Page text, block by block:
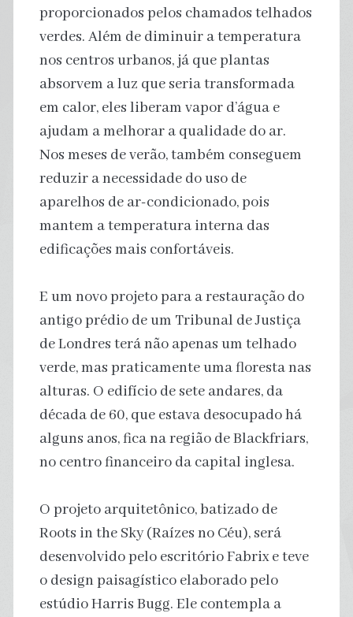
proporcionados pelos chamados telhados
verdes. Além de diminuir a temperatura
nos centros urbanos, já que plantas
absorvem a luz que seria transformada
em calor, eles liberam vapor d’água e
ajudam a melhorar a qualidade do ar.
Nos meses de verão, também conseguem
reduzir a necessidade do uso de
aparelhos de ar-condicionado, pois
mantem a temperatura interna das
edificações mais confortáveis.
E um novo projeto para a restauração do
antigo prédio de um Tribunal de Justiça
de Londres terá não apenas um telhado
verde, mas praticamente uma floresta nas
alturas. O edifício de sete andares, da
década de 60, que estava desocupado há
alguns anos, fica na região de Blackfriars,
no centro financeiro da capital inglesa.
O projeto arquitetônico, batizado de
Roots in the Sky (Raízes no Céu), será
desenvolvido pelo escritório Fabrix e teve
o design paisagístico elaborado pelo
estúdio Harris Bugg. Ele contempla a